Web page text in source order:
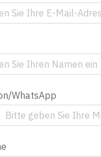
WhatsApp